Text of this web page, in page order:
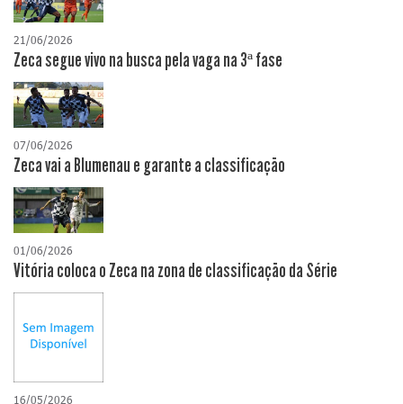
21/06/2026
Zeca segue vivo na busca pela vaga na 3ª fase
07/06/2026
Zeca vai a Blumenau e garante a classificação
01/06/2026
Vitória coloca o Zeca na zona de classificação da Série
16/05/2026